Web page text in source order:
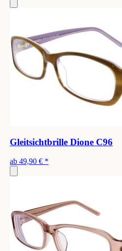
Gleitsichtbrille Dione C96
ab 49,90 € *